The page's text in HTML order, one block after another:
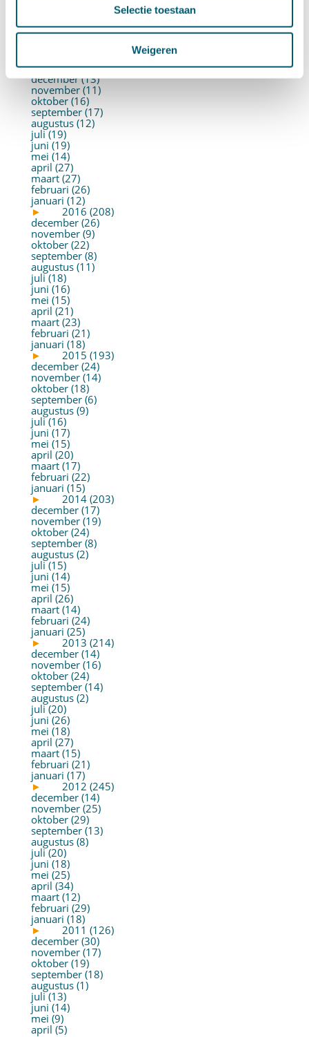
Selectie toestaan
Weigeren
april (22)
maart (10)
►
2017 (213)
december (13)
november (11)
oktober (16)
september (17)
augustus (12)
juli (19)
juni (19)
mei (14)
april (27)
maart (27)
februari (26)
januari (12)
►
2016 (208)
december (26)
november (9)
oktober (22)
september (8)
augustus (11)
juli (18)
juni (16)
mei (15)
april (21)
maart (23)
februari (21)
januari (18)
►
2015 (193)
december (24)
november (14)
oktober (18)
september (6)
augustus (9)
juli (16)
juni (17)
mei (15)
april (20)
maart (17)
februari (22)
januari (15)
►
2014 (203)
december (17)
november (19)
oktober (24)
september (8)
augustus (2)
juli (15)
juni (14)
mei (15)
april (26)
maart (14)
februari (24)
januari (25)
►
2013 (214)
december (14)
november (16)
oktober (24)
september (14)
augustus (2)
juli (20)
juni (26)
mei (18)
april (27)
maart (15)
februari (21)
januari (17)
►
2012 (245)
december (14)
november (25)
oktober (29)
september (13)
augustus (8)
juli (20)
juni (18)
mei (25)
april (34)
maart (12)
februari (29)
januari (18)
►
2011 (126)
december (30)
november (17)
oktober (19)
september (18)
augustus (1)
juli (13)
juni (14)
mei (9)
april (5)